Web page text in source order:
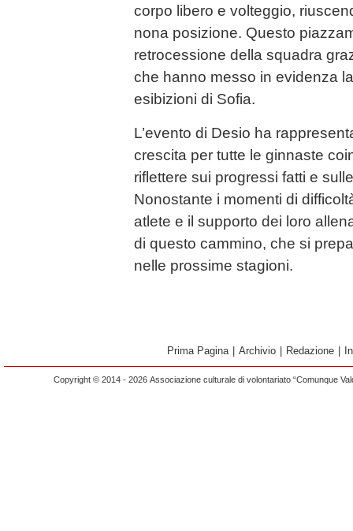
corpo libero e volteggio,
nona posizione. Questo
retrocessione della squadra
che hanno messo in evidenza
esibizioni di Sofia.
L’evento di Desio ha
crescita per tutte le ginnaste
riflettere sui progressi fatti e
Nonostante i momenti di
atlete e il supporto dei loro
di questo cammino, che si
nelle prossime stagioni.
Prima Pagina | Archivio | Redazione |
Copyright © 2014 - 2026 Associazione culturale di volontariato “Comunque